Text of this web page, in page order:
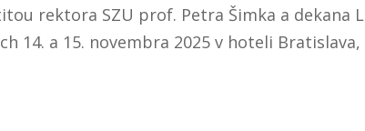
rektora SZU prof. Petra Šimka a dekana
14. a 15. novembra 2025 v hoteli Bratislava,